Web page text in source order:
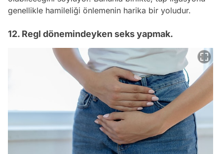
genellikle hamileliği önlemenin harika bir yoludur.
12. Regl dönemindeyken seks yapmak.